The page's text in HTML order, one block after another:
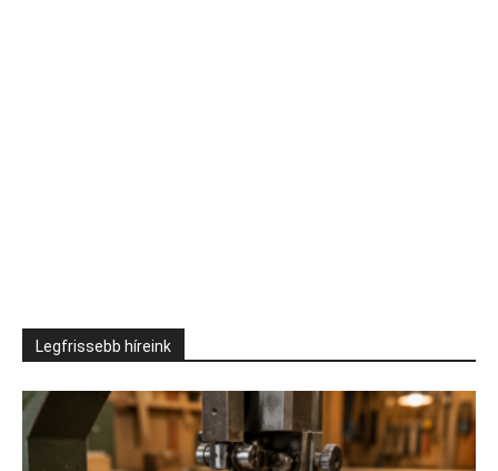
Legfrissebb híreink